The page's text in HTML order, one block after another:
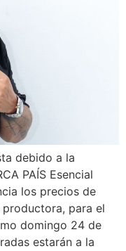
debido a la
PAÍS Esencial
los precios de
para el
domingo 24 de
estarán a la